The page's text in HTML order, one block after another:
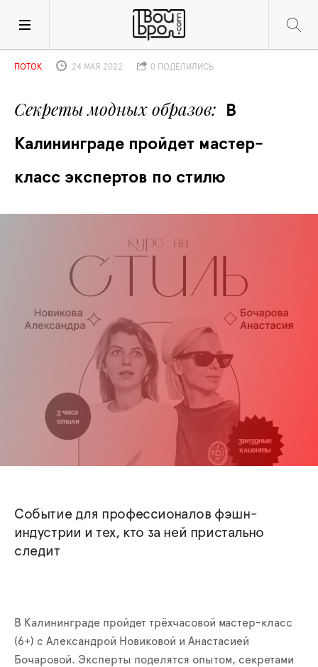
Секреты модных образов
В
Калининграде пройдет мастер-
класс экспертов по стилю
ПОТОК 24 МАЯ 2022 0 ПОДЕЛИЛИСЬ
Событие для профессионалов фэшн-
индустрии и тех, кто за ней пристально
следит
В Калининграде пройдет трёхчасовой мастер-класс
(6+) с Александрой Новиковой и Анастасией
Бочаровой. Эксперты поделятся опытом, секретами